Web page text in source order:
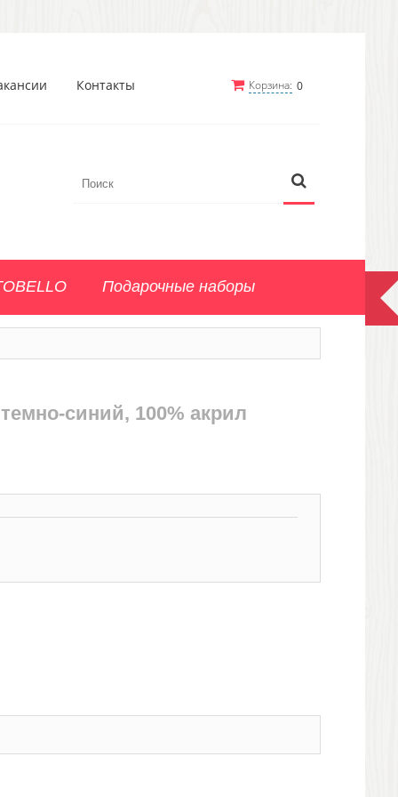
Корзина: 0
Контакты
Подарочные наборы
синий, 100% акрил